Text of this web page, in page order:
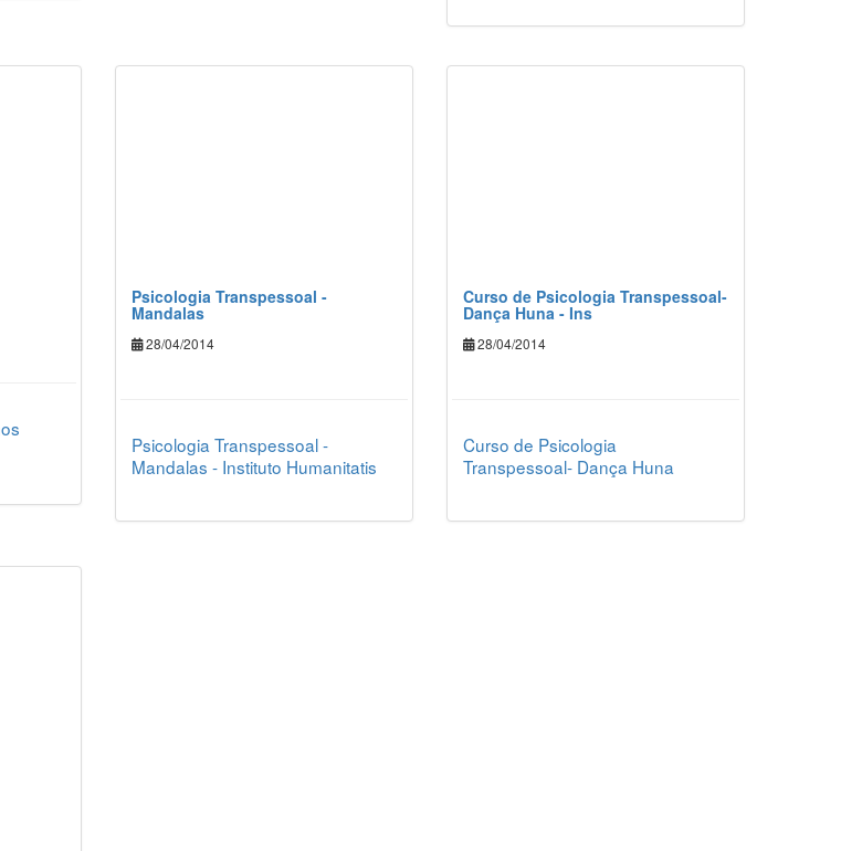
Psicologia Transpessoal -
Mandalas
28/04/2014
Psicologia Transpessoal -
Mandalas - Instituto Humanitatis
Curso de Psicologia Transpessoal-
Dança Huna - Ins
28/04/2014
Curso de Psicologia
Transpessoal- Dança Huna